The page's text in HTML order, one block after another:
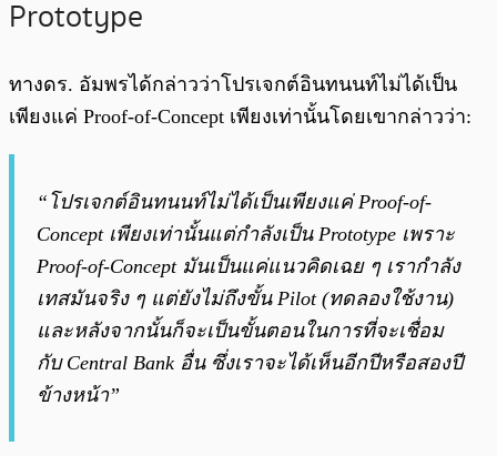
Prototype
ทางดร. อัมพรได้กล่าวว่าโปรเจกต์อินทนนท์ไม่ได้เป็น
เพียงแค่ Proof-of-Concept เพียงเท่านั้นโดยเขากล่าวว่า:
“โปรเจกต์อินทนนท์ไม่ได้เป็นเพียงแค่ Proof-of-
Concept เพียงเท่านั้นแต่กำลังเป็น Prototype เพราะ
Proof-of-Concept มันเป็นแค่แนวคิดเฉย ๆ เรากำลัง
เทสมันจริง ๆ แต่ยังไม่ถึงขั้น Pilot (ทดลองใช้งาน)
และหลังจากนั้นก็จะเป็นขั้นตอนในการที่จะเชื่อม
กับ Central Bank อื่น ซึ่งเราจะได้เห็นอีกปีหรือสองปี
ข้างหน้า”